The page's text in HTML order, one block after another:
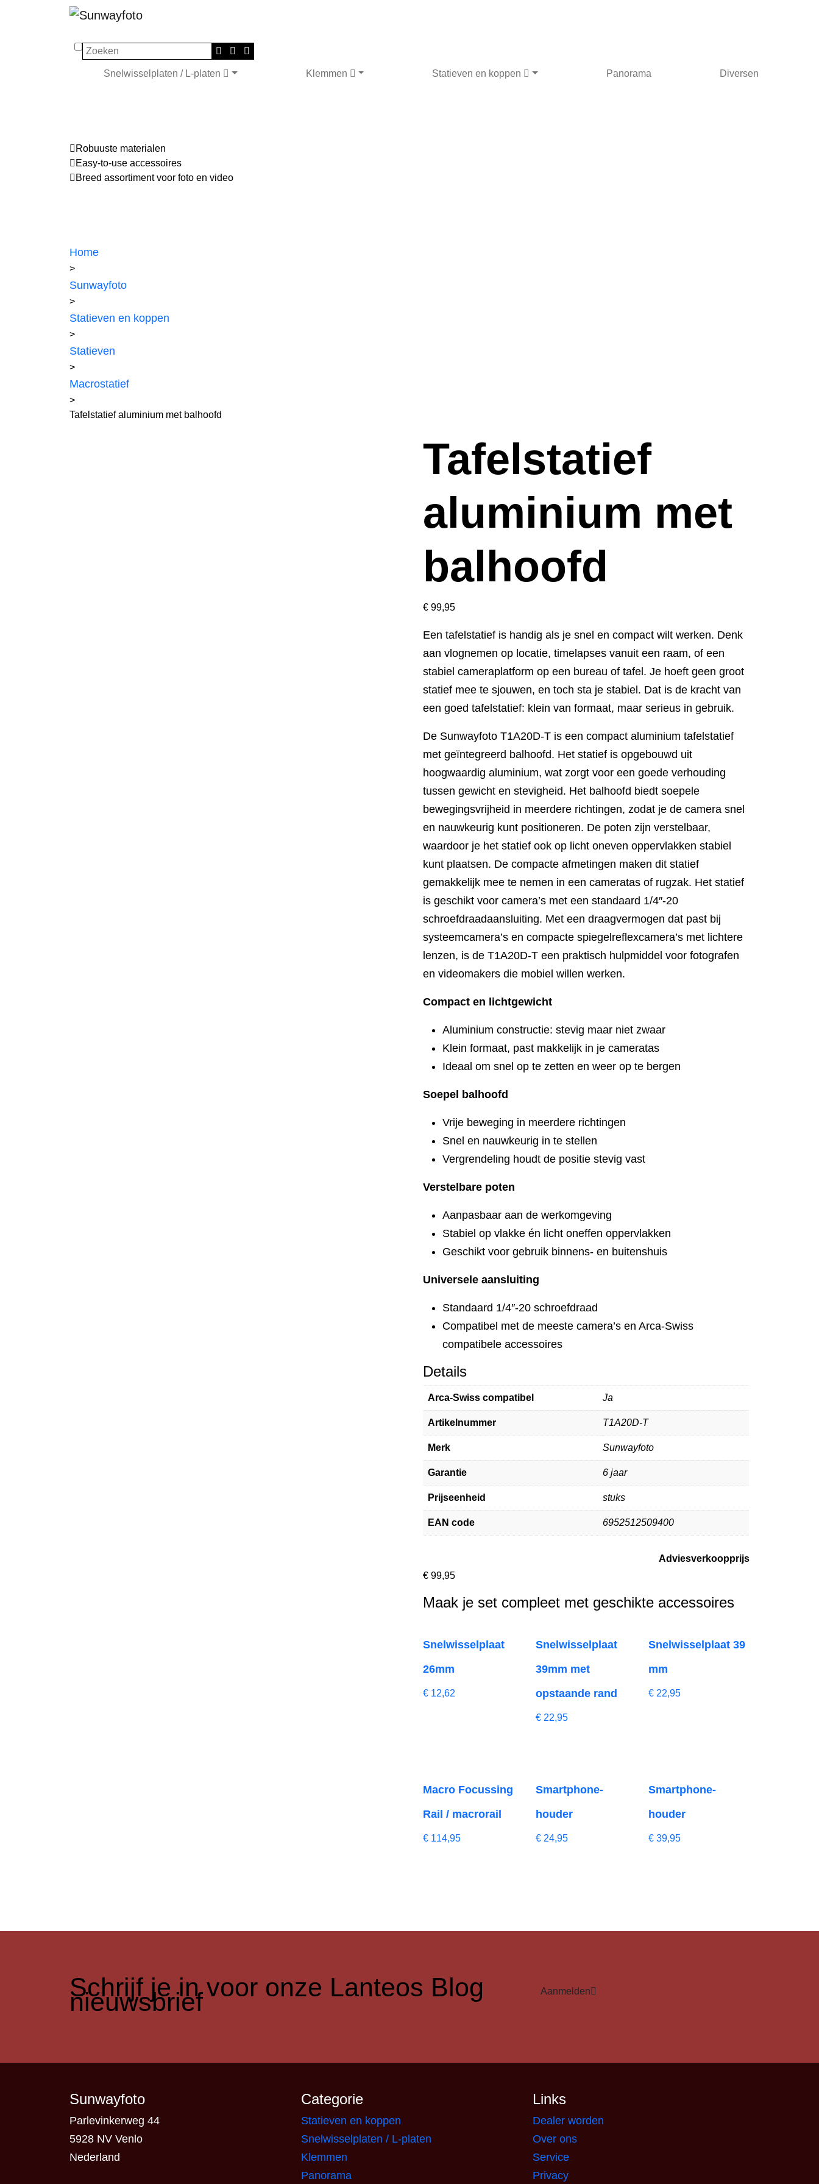
Zoeken
Snelwisselplaten / L-platen Klemmen Statieven en koppen Panorama Diversen
Robuuste materialen
Easy-to-use accessoires
Breed assortiment voor foto en video
Home
>
Sunwayfoto
>
Statieven en koppen
>
Statieven
>
Macrostatief
>
Tafelstatief aluminium met balhoofd
Tafelstatief
aluminium met
balhoofd
€ 99,95
Een tafelstatief is handig als je snel en compact wilt werken. Denk
aan vlognemen op locatie, timelapses vanuit een raam, of een
stabiel cameraplatform op een bureau of tafel. Je hoeft geen groot
statief mee te sjouwen, en toch sta je stabiel. Dat is de kracht van
een goed tafelstatief: klein van formaat, maar serieus in gebruik.
De Sunwayfoto T1A20D-T is een compact aluminium tafelstatief
met geïntegreerd balhoofd. Het statief is opgebouwd uit
hoogwaardig aluminium, wat zorgt voor een goede verhouding
tussen gewicht en stevigheid. Het balhoofd biedt soepele
bewegingsvrijheid in meerdere richtingen, zodat je de camera snel
en nauwkeurig kunt positioneren. De poten zijn verstelbaar,
waardoor je het statief ook op licht oneven oppervlakken stabiel
kunt plaatsen. De compacte afmetingen maken dit statief
gemakkelijk mee te nemen in een cameratas of rugzak. Het statief
is geschikt voor camera’s met een standaard 1/4″-20
schroefdraadaansluiting. Met een draagvermogen dat past bij
systeemcamera’s en compacte spiegelreflexcamera’s met lichtere
lenzen, is de T1A20D-T een praktisch hulpmiddel voor fotografen
en videomakers die mobiel willen werken.
Compact en lichtgewicht
Aluminium constructie: stevig maar niet zwaar
Klein formaat, past makkelijk in je cameratas
Ideaal om snel op te zetten en weer op te bergen
Soepel balhoofd
Vrije beweging in meerdere richtingen
Snel en nauwkeurig in te stellen
Vergrendeling houdt de positie stevig vast
Verstelbare poten
Aanpasbaar aan de werkomgeving
Stabiel op vlakke én licht oneffen oppervlakken
Geschikt voor gebruik binnens- en buitenshuis
Universele aansluiting
Standaard 1/4″-20 schroefdraad
Compatibel met de meeste camera’s en Arca-Swiss
compatibele accessoires
Details
Arca-Swiss compatibel Ja
Artikelnummer T1A20D-T
Merk Sunwayfoto
Garantie 6 jaar
Prijseenheid stuks
EAN code 6952512509400
Adviesverkoopprijs
€ 99,95
Maak je set compleet met geschikte accessoires
Snelwisselplaat
26mm
€ 12,62
Snelwisselplaat
39mm met
opstaande rand
€ 22,95
Snelwisselplaat 39
mm
€ 22,95
Macro Focussing
Rail / macrorail
€ 114,95
Smartphone-
houder
€ 24,95
Smartphone-
houder
€ 39,95
​Schrijf je in voor onze Lanteos Blog
nieuwsbrief Aanmelden
Sunwayfoto
Parlevinkerweg 44
5928 NV Venlo
Nederland
Categorie
Statieven en koppen
Snelwisselplaten / L-platen
Klemmen
Panorama
Links
Dealer worden
Over ons
Service
Privacy